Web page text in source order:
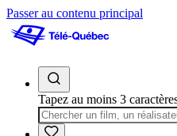
Passer au contenu principal
Tapez au moins 3